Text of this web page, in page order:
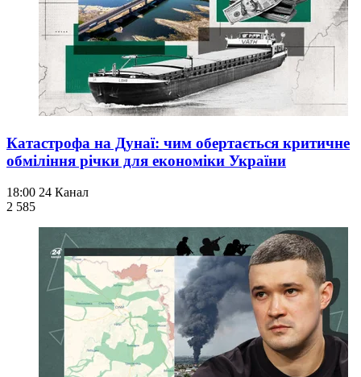
Катастрофа на Дунаї: чим обертається критичне
обміління річки для економіки України
18:00 24 Канал
2 585